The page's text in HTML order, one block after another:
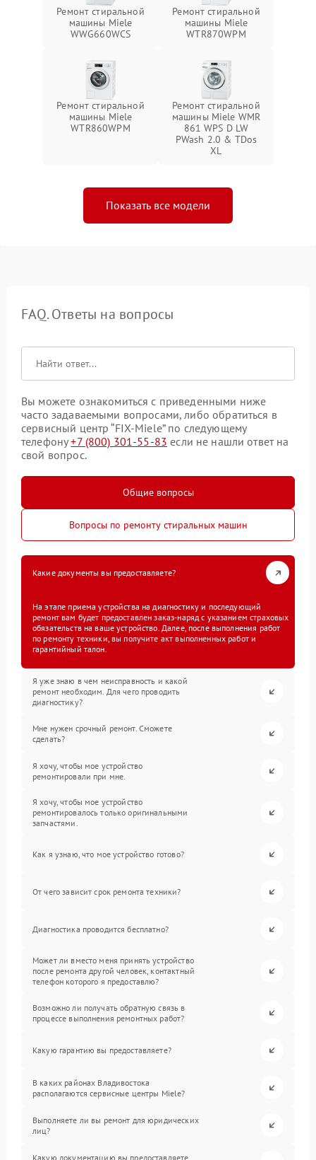
Ремонт стиральной
машины Miele
WWG660WCS
Ремонт стиральной
машины Miele
WTR870WPM
Ремонт стиральной
машины Miele
WTR860WPM
Ремонт стиральной
машины Miele WMR
861 WPS D LW
PWash 2.0 & TDos
XL
Показать все модели
FAQ. Ответы на вопросы
Вы можете ознакомиться с приведенными ниже
часто задаваемыми вопросами, либо обратиться в
сервисный центр “FIX-Miele” по следующему
телефону+7 (800) 301-55-83 если не нашли ответ на
свой вопрос.
Общие вопросы
Вопросы по ремонту стиральных машин
Какие документы вы предоставляете?
На этапе приема устройства на диагностику и последующий
ремонт вам будет предоставлен заказ-наряд с указанием страховых
обязательств на ваше устройство. Далее, после выполнения работ
по ремонту техники, вы получите акт выполненных работ и
гарантийный талон.
Я уже знаю в чем неисправность и какой
ремонт необходим. Для чего проводить
диагностику?
Мне нужен срочный ремонт. Сможете
сделать?
Я хочу, чтобы мое устройство
ремонтировали при мне.
Я хочу, чтобы мое устройство
ремонтировалось только оригинальными
запчастями.
Как я узнаю, что мое устройство готово?
От чего зависит срок ремонта техники?
Диагностика проводится бесплатно?
Может ли вместо меня принять устройство
после ремонта другой человек, контактный
телефон которого я предоставлю?
Возможно ли получать обратную связь в
процессе выполнения ремонтных работ?
Какую гарантию вы предоставляете?
В каких районах Владивостока
располагаются сервисные центры Miele?
Выполняете ли вы ремонт для юридических
лиц?
Какую документацию вы предоставляете